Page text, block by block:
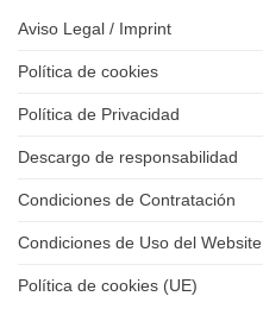
Aviso Legal / Imprint
Política de cookies
Política de Privacidad
Descargo de responsabilidad
Condiciones de Contratación
Condiciones de Uso del Website
Política de cookies (UE)